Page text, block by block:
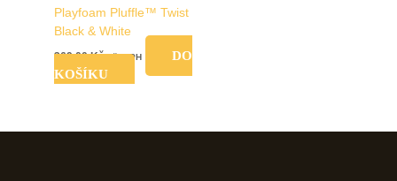
Playfoam Pluffle™ Twist
Black & White
369,00Kč vč. DPH
DO
KOŠÍKU